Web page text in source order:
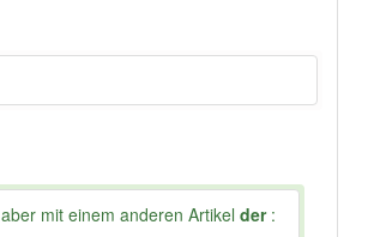
aber mit einem anderen Artikelder: